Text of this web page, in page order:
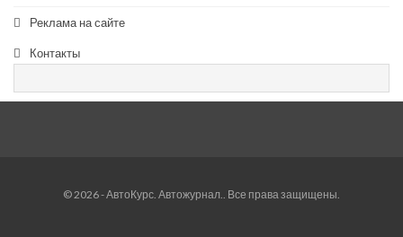
Реклама на сайте
Контакты
© 2026 - АвтоКурс. Автожурнал.. Все права защищены.